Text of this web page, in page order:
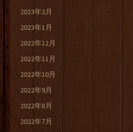
2023年2月
2023年1月
2022年12月
2022年11月
2022年10月
2022年9月
2022年8月
2022年7月